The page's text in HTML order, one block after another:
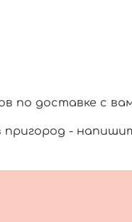
по доставке с
пригород -